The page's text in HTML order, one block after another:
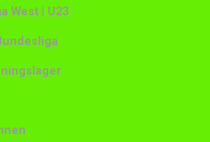
West | U23